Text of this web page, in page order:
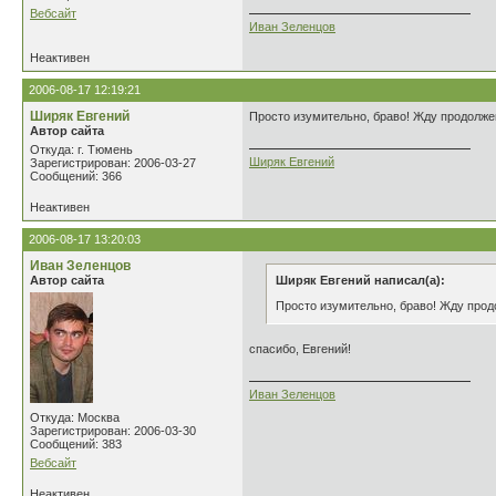
Вебсайт
Иван Зеленцов
Неактивен
2006-08-17 12:19:21
Ширяк Евгений
Автор сайта
Откуда: г. Тюмень
Зарегистрирован: 2006-03-27
Сообщений: 366
Просто изумительно, браво! Жду
Ширяк Евгений
Неактивен
2006-08-17 13:20:03
Иван Зеленцов
Автор сайта
Откуда: Москва
Зарегистрирован: 2006-03-30
Сообщений: 383
Вебсайт
Ширяк Евгений написал(а):
Просто изумительно, браво! Жду
спасибо, Евгений!
Иван Зеленцов